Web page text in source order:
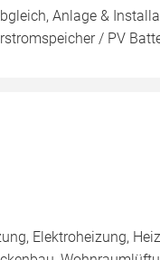
Anlage &
/ PV
Elektroheizung,